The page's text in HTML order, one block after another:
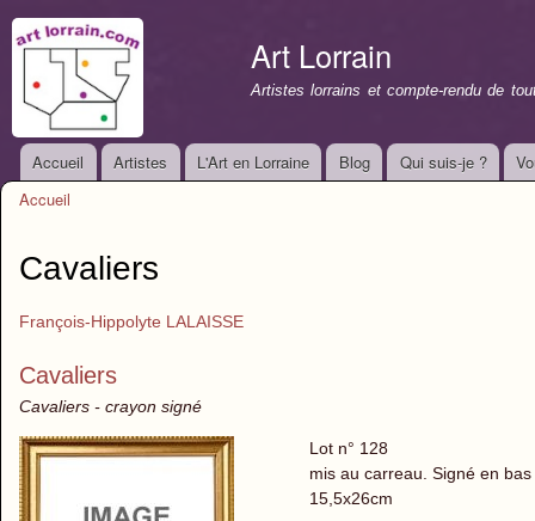
Art Lorrain
Artistes lorrains et compte-rendu de
Menu principal
Accueil Artistes L'Art en Lorraine Blog Qui suis-je ?
Accueil
Cavaliers
François-Hippolyte LALAISSE
Cavaliers
Cavaliers - crayon signé
Lot n° 128
mis au carreau. Signé en
15,5x26cm